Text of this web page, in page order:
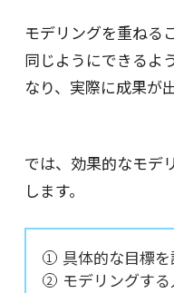
モデリングを重ねる
同じようにできるよ
なり、実際に成果が
では、効果的なモデ
します。
具体的な目標を
モデリングする